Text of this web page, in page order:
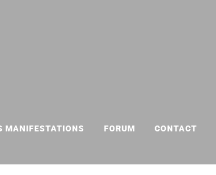
MANIFESTATIONS FORUM CONTACT